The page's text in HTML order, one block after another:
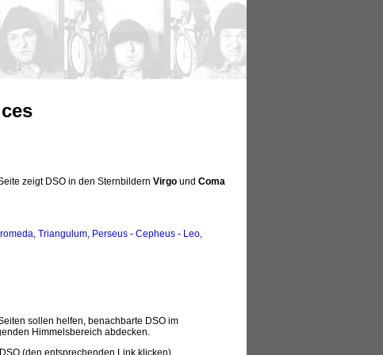
zeigt DSO in den Sternbildern Virgo und Coma
Triangulum, Perseus - Cepheus - Leo,
sollen helfen, benachbarte DSO im
Himmelsbereich abdecken.